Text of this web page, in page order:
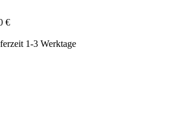
€
1-3 Werktage